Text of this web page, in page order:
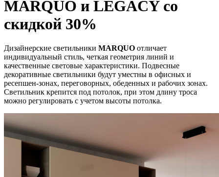
MARQUO и LEGACY со
скидкой 30%
Дизайнерские светильники MARQUO отличает
индивидуальный стиль, четкая геометрия линий и
качественные световые характеристики. Подвесные
декоративные светильники будут уместны в офисных и
ресепшен-зонах, переговорных, обеденных и рабочих зонах.
Светильник крепится под потолок, при этом длину троса
можно регулировать с учетом высоты потолка.